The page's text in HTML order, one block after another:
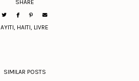
SHARE
AYITI, HAITI, LIVRE
SIMILAR POSTS